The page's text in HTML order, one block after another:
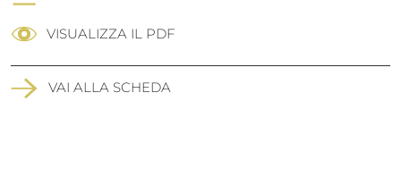
VISUALIZZA IL PDF
VAI ALLA SCHEDA